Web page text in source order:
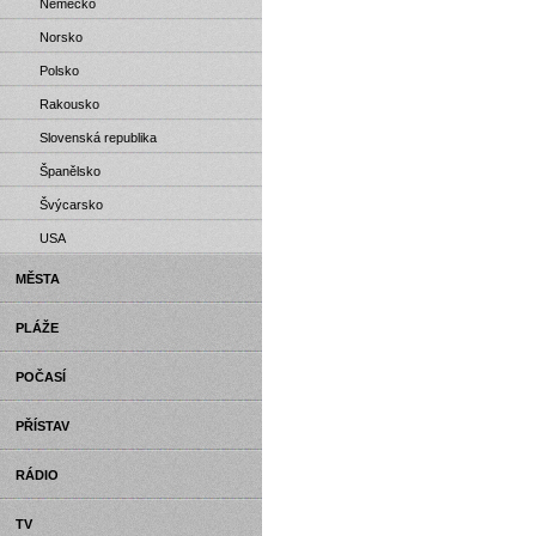
Německo
Norsko
Polsko
Rakousko
Slovenská republika
Španělsko
Švýcarsko
USA
MĚSTA
PLÁŽE
POČASÍ
PŘÍSTAV
RÁDIO
TV